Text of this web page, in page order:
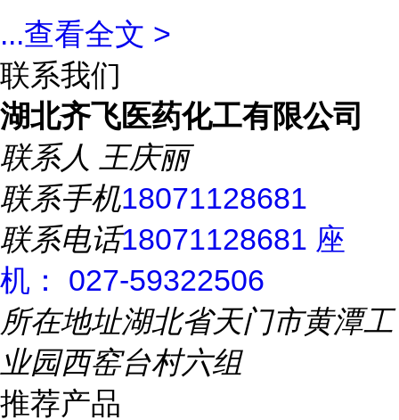
...查看全文 >
联系我们
湖北齐飞医药化工有限公司
联系人 王庆丽
联系手机18071128681
联系电话18071128681 座
机： 027-59322506
所在地址湖北省天门市黄潭工
业园西窑台村六组
推荐产品